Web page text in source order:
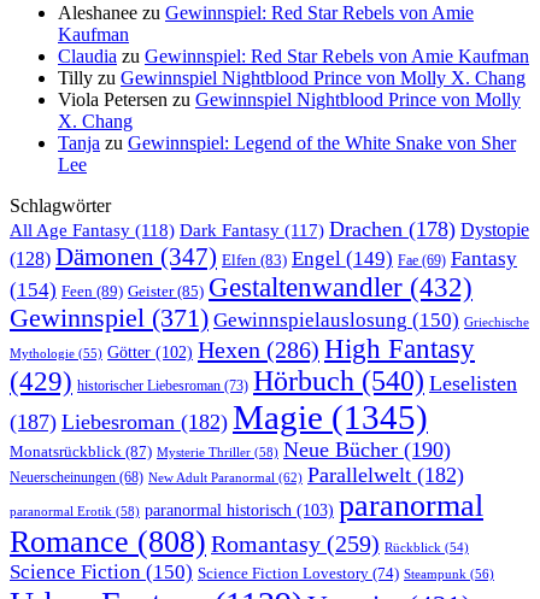
Aleshanee zu Gewinnspiel: Red Star Rebels von Amie
Kaufman
Claudia zu Gewinnspiel: Red Star Rebels von Amie Kaufman
Tilly zu Gewinnspiel Nightblood Prince von Molly X. Chang
Viola Petersen zu Gewinnspiel Nightblood Prince von Molly
X. Chang
Tanja zu Gewinnspiel: Legend of the White Snake von Sher
Lee
Schlagwörter
All Age Fantasy (118) Dark Fantasy (117) Drachen (178) Dystopie
(128) Dämonen (347) Elfen (83) Engel (149) Fae (69) Fantasy
(154) Feen (89) Geister(85) Gestaltenwandler (432)
Gewinnspiel (371) Gewinnspielauslosung (150) Griechische
Mythologie (55) Götter (102) Hexen (286) High Fantasy
(429) historischer Liebesroman (73) Hörbuch (540) Leselisten
(187) Liebesroman (182) Magie (1345)
Monatsrückblick (87) Mysterie Thriller (58) Neue Bücher (190)
Neuerscheinungen (68) New Adult Paranormal (62) Parallelwelt (182)
paranormal Erotik (58) paranormal historisch (103) paranormal
Romance (808) Romantasy (259) Rückblick (54)
Science Fiction (150) Science Fiction Lovestory (74) Steampunk (56)